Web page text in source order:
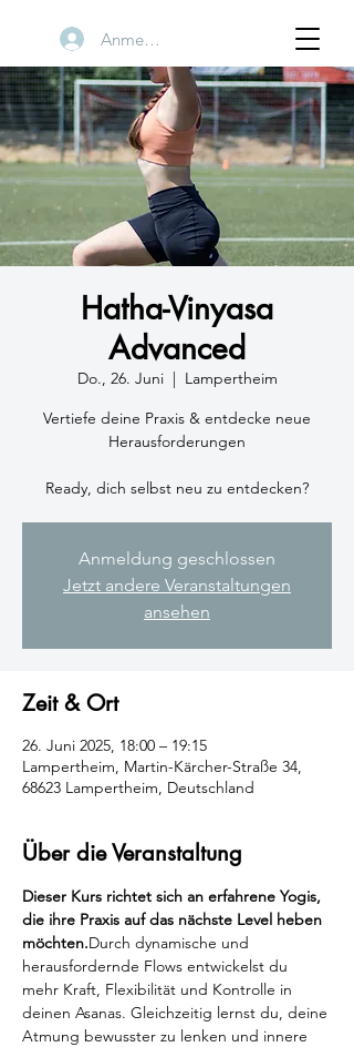
Anmelden
Hatha-Vinyasa
Advanced
Do., 26. Juni
  |
Lampertheim
Vertiefe deine Praxis & entdecke neue
Herausforderungen
Ready, dich selbst neu zu entdecken?
Anmeldung geschlossen
Jetzt andere Veranstaltungen
ansehen
Zeit & Ort
26. Juni 2025, 18:00 – 19:15
Lampertheim, Martin-Kärcher-Straße 34,
68623 Lampertheim, Deutschland
Über die Veranstaltung
Dieser Kurs richtet sich an erfahrene Yogis,
die ihre Praxis auf das nächste Level heben
möchten.Durch dynamische und
herausfordernde Flows entwickelst du
mehr Kraft, Flexibilität und Kontrolle in
deinen Asanas. Gleichzeitig lernst du, deine
Atmung bewusster zu lenken und innere